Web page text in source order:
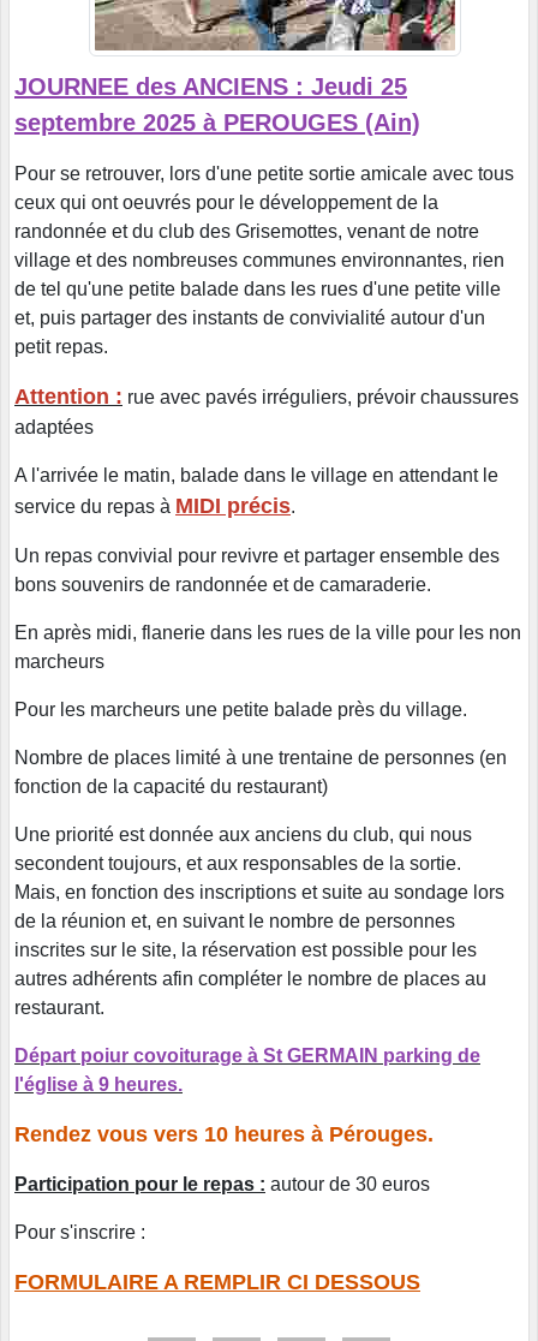
JOURNEE des ANCIENS : Jeudi 25
septembre 2025 à PEROUGES (Ain)
Pour se retrouver, lors d'une petite sortie amicale avec tous
ceux qui ont oeuvrés pour le développement de la
randonnée et du club des Grisemottes, venant de notre
village et des nombreuses communes environnantes, rien
de tel qu'une petite balade dans les rues d'une petite ville
et, puis partager des instants de convivialité autour d'un
petit repas.
Attention : rue avec pavés irréguliers, prévoir chaussures
adaptées
A l'arrivée le matin, balade dans le village en attendant le
service du repas à MIDI précis.
Un repas convivial pour revivre et partager ensemble des
bons souvenirs de randonnée et de camaraderie.
En après midi, flanerie dans les rues de la ville pour les non
marcheurs
Pour les marcheurs une petite balade près du village.
Nombre de places limité à une trentaine de personnes (en
fonction de la capacité du restaurant)
Une priorité est donnée aux anciens du club, qui nous
secondent toujours, et aux responsables de la sortie.
Mais, en fonction des inscriptions et suite au sondage lors
de la réunion et, en suivant le nombre de personnes
inscrites sur le site, la réservation est possible pour les
autres adhérents afin compléter le nombre de places au
restaurant.
Départ poiur covoiturage à St GERMAIN parking de
l'église à 9 heures.
Rendez vous vers 10 heures à Pérouges.
Participation pour le repas : autour de 30 euros
Pour s'inscrire :
FORMULAIRE A REMPLIR CI DESSOUS